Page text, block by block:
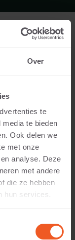
Over
te
te bieden
Ook delen we
met onze
analyse. Deze
met andere
die ze hebben
hun services.